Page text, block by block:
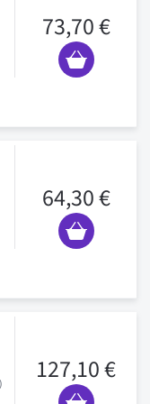
73,70 €
64,30 €
127,10 €